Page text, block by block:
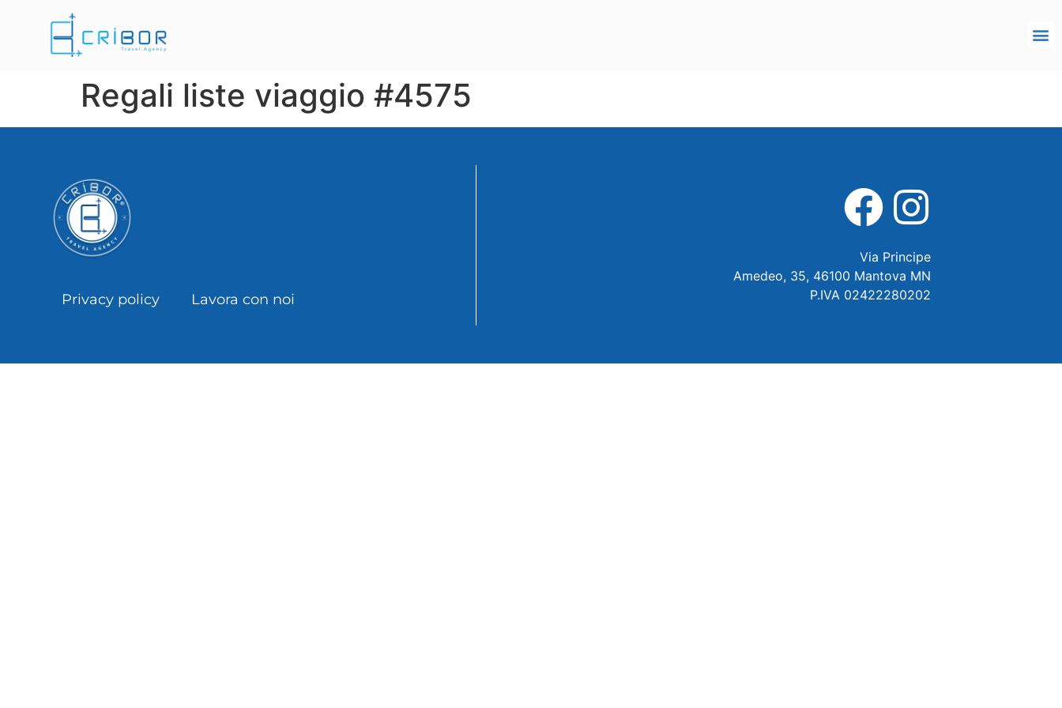
Regali liste viaggio #4575
Privacy policy Lavora con noi
Via Principe
Amedeo, 35, 46100 Mantova MN
P.IVA 02422280202